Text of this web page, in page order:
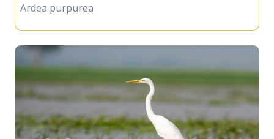
Ardea purpurea